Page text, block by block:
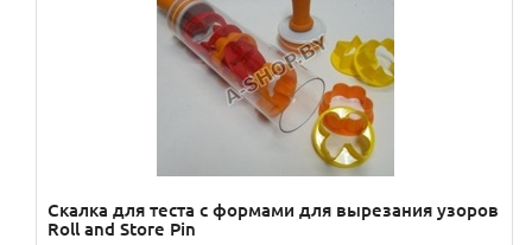
Скалка для теста с формами для вырезания узоров
Roll and Store Pin